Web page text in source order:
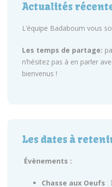
Actualités
L’équipe Badaboum vous
Les temps de partage:
n’hésitez pas à en parler
bienvenus !
Les dates à
Évènements :
Chasse aux Oeufs :